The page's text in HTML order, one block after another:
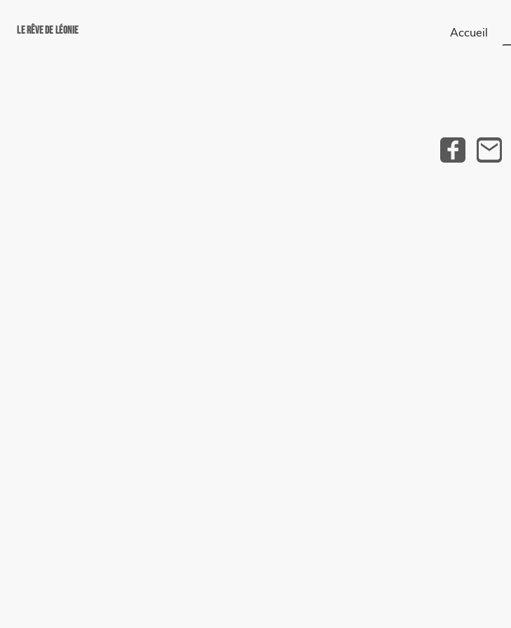
Le rêve de Léonie Accueil